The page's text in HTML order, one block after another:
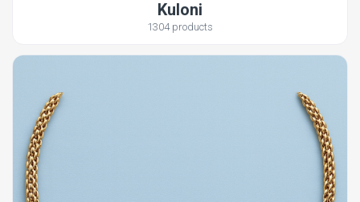
Kuloni
1304 products